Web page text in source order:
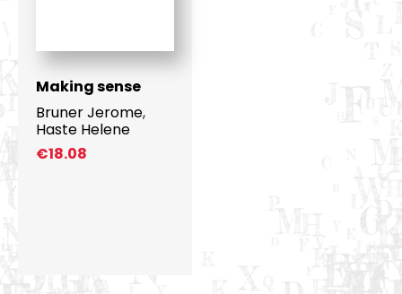
Making sense
Bruner Jerome,
Haste Helene
€18.08